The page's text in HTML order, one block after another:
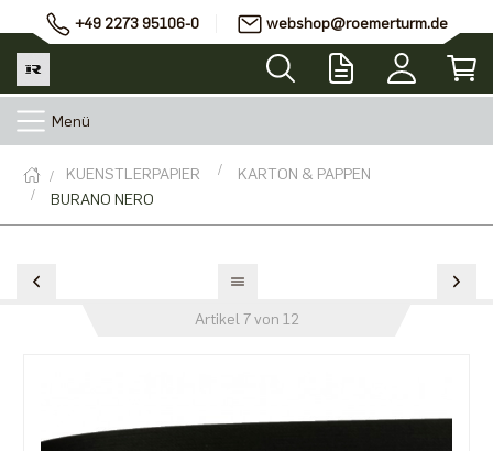
+49 2273 95106-0 webshop@roemerturm.de
Menü
KUENSTLERPAPIER
KARTON & PAPPEN
BURANO NERO
Artikel 7 von 12